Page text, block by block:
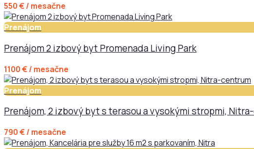
550 € / mesačne
Prenájom
Prenájom 2 izbový byt Promenada Living Park
1100 € / mesačne
Prenájom
Prenájom, 2 izbový byt s terasou a vysokými stropmi,
790 € / mesačne